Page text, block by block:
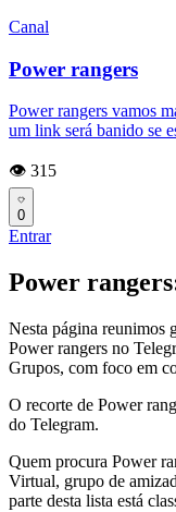
Canal
Power rangers
Power rangers vamos
um link será banido se
👁️ 315
0
Entrar
Power
Nesta página reunimos
Power rangers no
Grupos, com foco em
O recorte de Power
do Telegram.
Quem procura Power
Virtual, grupo de
parte desta lista está